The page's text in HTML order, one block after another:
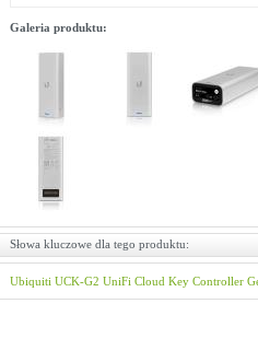
Galeria produktu:
Słowa kluczowe dla tego produktu:
Ubiquiti UCK-G2 UniFi Cloud Key Controller